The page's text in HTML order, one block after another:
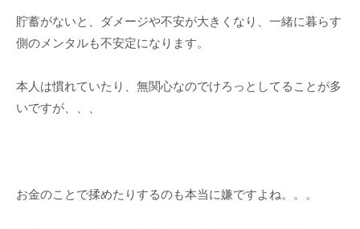
貯蓄がないと、ダメージや不安が大きくなり、一緒に暮らす
側のメンタルも不安定になります。
本人は慣れていたり、無関心なのでけろっとしてることが多
いですが、、、
お金のことで揉めたりするのも本当に嫌ですよね。。。